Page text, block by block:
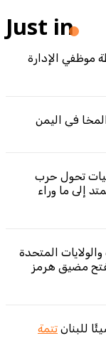
Just in
موظفي الإدارة
في اليمن
تحول حرب
إلى ما وراء
المتحدة
بفتح مضيق هرمز
للبنان تتمة